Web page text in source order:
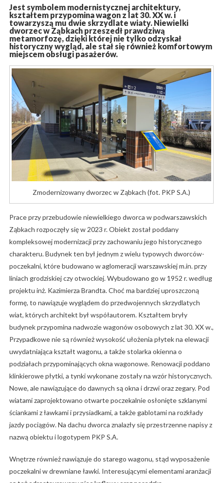
Jest symbolem modernistycznej architektury,
kształtem przypomina wagon z lat 30. XX w. i
towarzyszą mu dwie skrzydlate wiaty. Niewielki
dworzec w Ząbkach przeszedł prawdziwą
metamorfozę, dzięki której nie tylko odzyskał
historyczny wygląd, ale stał się również komfortowym
miejscem obsługi pasażerów.
Zmodernizowany dworzec w Ząbkach (fot. PKP S.A.)
Prace przy przebudowie niewielkiego dworca w podwarszawskich
Ząbkach rozpoczęły się w 2023 r. Obiekt został poddany
kompleksowej modernizacji przy zachowaniu jego historycznego
charakteru. Budynek ten był jednym z wielu typowych dworców-
poczekalni, które budowano w aglomeracji warszawskiej m.in. przy
liniach grodziskiej czy otwockiej. Wybudowano go w 1952 r. według
projektu inż. Kazimierza Brandta. Choć ma bardziej uproszczoną
formę, to nawiązuje wyglądem do przedwojennych skrzydlatych
wiat, których architekt był współautorem. Kształtem bryły
budynek przypomina nadwozie wagonów osobowych z lat 30. XX w.,
Przypadkowe nie są również wysokość ułożenia płytek na elewacji
uwydatniająca kształt wagonu, a także stolarka okienna o
podziałach przypominających okna wagonowe. Renowacji poddano
klinkierowe płytki, a tynki wykonane zostały na wzór historycznych.
Nowe, ale nawiązujące do dawnych są okna i drzwi oraz zegary. Pod
wiatami zaprojektowano otwarte poczekalnie osłonięte szklanymi
ściankami z ławkami i przysiadkami, a także gablotami na rozkłady
jazdy pociągów. Na dachu dworca znalazły się przestrzenne napisy z
nazwą obiektu i logotypem PKP S.A.
Wnętrze również nawiązuje do starego wagonu, stąd wyposażenie
poczekalni w drewniane ławki. Interesującymi elementami aranżacji